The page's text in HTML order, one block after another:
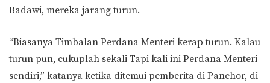
Badawi, mereka jarang turun.
“Biasanya Timbalan Perdana Menteri kerap turun. Kalau
turun pun, cukuplah sekali Tapi kali ini Perdana Menteri
sendiri,” katanya ketika ditemui pemberita di Panchor, di